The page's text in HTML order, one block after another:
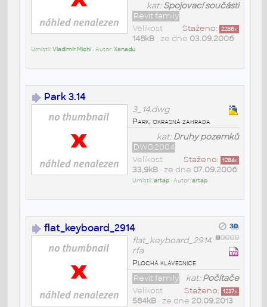
kat:Spojovací součásti
Revit family
Staženo: 2286x
Velikost
148kB• ze dne 03.09.2006
Umístil:Vladimír Michl • Autor:Xanadu
Park 3.14
3_14.dwg
Park, okrasná zahrada
kat:Druhy pozemků
DWG2004
Staženo: 1284x
Velikost
33,9kB• ze dne 07.09.2006
Umístil:artap• Autor:artap
flat_keyboard_2914
flat_keyboard_2914.
rfa
Plochá klávesnice
kat:Počítače
Revit family
Staženo: 1237x
Velikost
584kB• ze dne 20.09.2013